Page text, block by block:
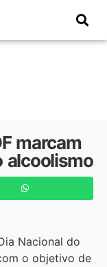
marcam
alcoolismo
Nacional do
o objetivo de